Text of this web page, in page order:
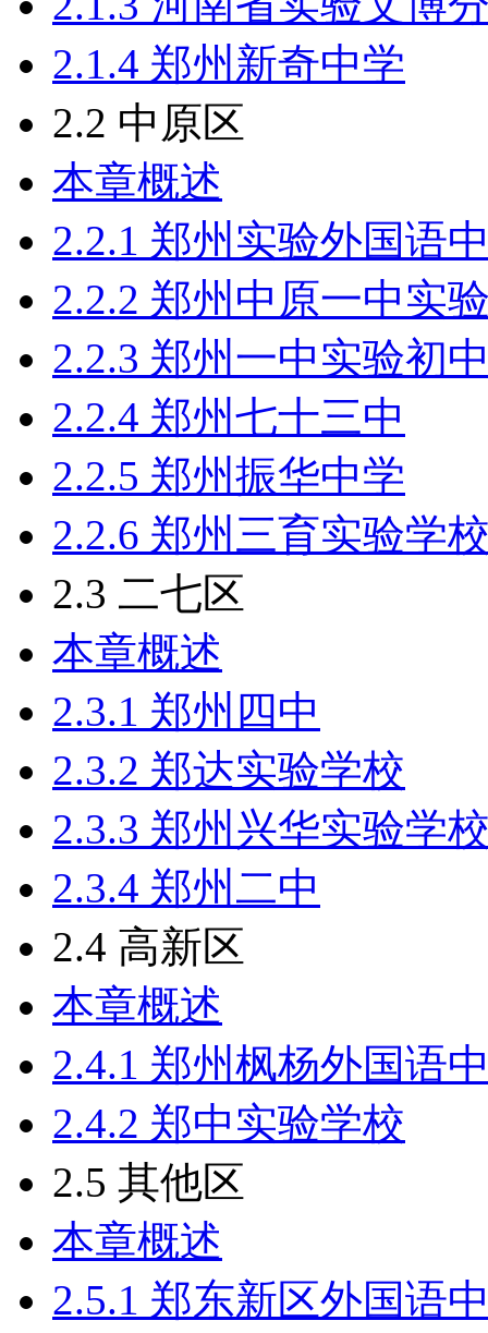
2.1.4 郑州新奇中学
2.2 中原区
本章概述
2.2.1 郑州实验外国语
2.2.2 郑州中原一中实
2.2.3 郑州一中实验初
2.2.4 郑州七十三中
2.2.5 郑州振华中学
2.2.6 郑州三育实验学
2.3 二七区
本章概述
2.3.1 郑州四中
2.3.2 郑达实验学校
2.3.3 郑州兴华实验学
2.3.4 郑州二中
2.4 高新区
本章概述
2.4.1 郑州枫杨外国语
2.4.2 郑中实验学校
2.5 其他区
本章概述
2.5.1 郑东新区外国语